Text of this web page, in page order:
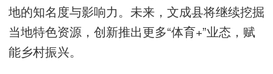
地的知名度与影响力。未来，文成县将继续挖掘
当地特色资源，创新推出更多“体育+”业态，赋
能乡村振兴。